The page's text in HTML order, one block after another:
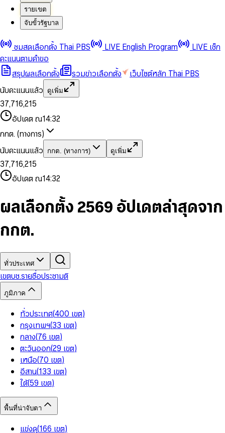
รายเขต
จับขั้วรัฐบาล
ชมสดเลือกตั้ง Thai PBS LIVE English Program
LIVE เช็ก
คะแนนตามคำขอ
สรุปผลเลือกตั้ง
รวมข่าวเลือกตั้ง
เว็บไซต์หลัก Thai PBS
นับคะแนนแล้ว
ดูเพิ่ม
0
1
2
3
4
5
6
8
9
0
1
2
3
4
5
6
7
8
9
,
0
1
2
4
6
7
8
9
0
1
2
3
4
5
6
7
8
9
0
1
3
5
6
7
8
9
,
1
2
4
5
7
8
9
0
1
3
4
6
7
8
9
0
2
3
4
5
7
8
อัปเดต ณ14:32
กกต. (ทางการ)
นับคะแนนแล้ว
กกต. (ทางการ) ดูเพิ่ม
0
1
2
3
4
5
7
8
0
1
2
4
5
6
7
8
9
,
0
1
2
4
6
7
8
9
0
1
2
3
5
6
8
9
0
1
3
5
6
7
8
,
1
2
4
6
7
9
0
1
3
5
6
8
9
0
2
3
4
5
7
9
อัปเดต ณ14:32
ผลเลือกตั้ง 2569 อัปเดตล่าสุดจาก
กกต.
ทั่วประเทศ
เขตบช.รายชื่อประชามติ
ภูมิภาค
ทั่วประเทศ(400 เขต)
กรุงเทพฯ(33 เขต)
กลาง(76 เขต)
ตะวันออก(29 เขต)
เหนือ(70 เขต)
อีสาน(133 เขต)
ใต้(59 เขต)
พื้นที่น่าจับตา
แข่งดุ(166 เขต)